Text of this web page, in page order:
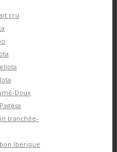
cru
Doux
tranchée-
Ibérique